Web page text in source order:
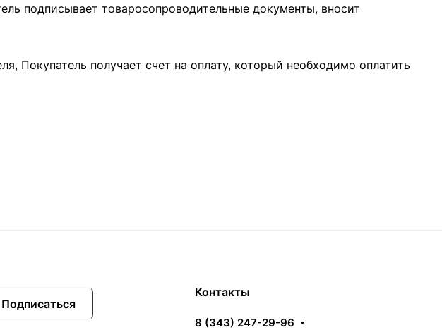
подписывает товаросопроводительные документы, вносит
Покупатель получает счет на оплату, который необходимо оплатить
Подписаться
Контакты
8 (343) 247-29-96